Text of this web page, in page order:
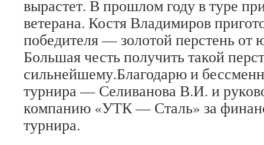
вырастет. В прошлом году в туре
ветерана. Костя Владимиров
победителя — золотой перстень от
Большая честь получить такой
сильнейшему.Благодарю и
турнира — Селиванова В.И. и
компанию «УТК — Сталь» за
турнира.